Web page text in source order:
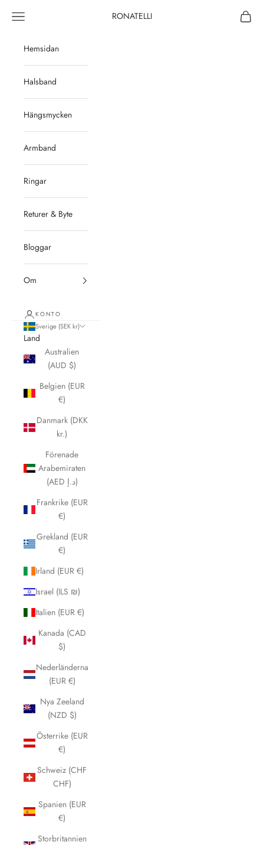
RONATELLI
Öppna navigeringsmenyn
Hemsidan
Halsband
Hängsmycken
Armband
Ringar
Returer & Byte
Bloggar
Om
KONTO
Sverige (SEK kr)
Land
Australien
(AUD $)
Belgien (EUR
€)
Danmark (DKK
kr.)
Förenade
Arabemiraten
(AED د.إ)
Frankrike (EUR
€)
Grekland (EUR
€)
Irland (EUR €)
Israel (ILS ₪)
Italien (EUR €)
Kanada (CAD
$)
Nederländerna
(EUR €)
Nya Zeeland
(NZD $)
Österrike (EUR
€)
Schweiz (CHF
CHF)
Spanien (EUR
€)
Storbritannien